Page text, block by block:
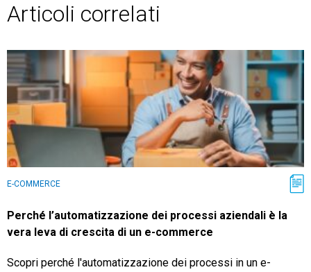
Articoli correlati
E-COMMERCE
Perché l’automatizzazione dei processi aziendali è la
vera leva di crescita di un e-commerce
Scopri perché l'automatizzazione dei processi in un e-